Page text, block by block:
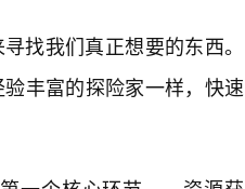
找我们真正想要的东西。
丰富的探险家一样，快速